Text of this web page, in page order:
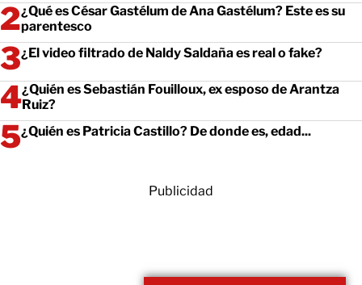
¿Qué es César Gastélum de Ana Gastélum? Este es su
parentesco
¿El video filtrado de Naldy Saldaña es real o fake?
¿Quién es Sebastián Fouilloux, ex esposo de Arantza
Ruiz?
¿Quién es Patricia Castillo? De donde es, edad...
Publicidad